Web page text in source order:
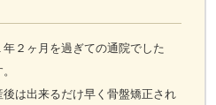
２ヶ月を過ぎての通院でした
は出来るだけ早く骨盤矯正され